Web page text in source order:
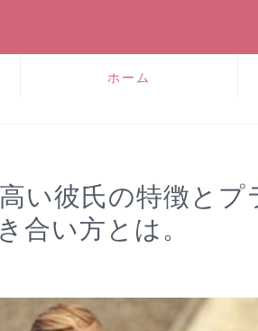
ホーム
い彼氏の特徴とプ
合い方とは。